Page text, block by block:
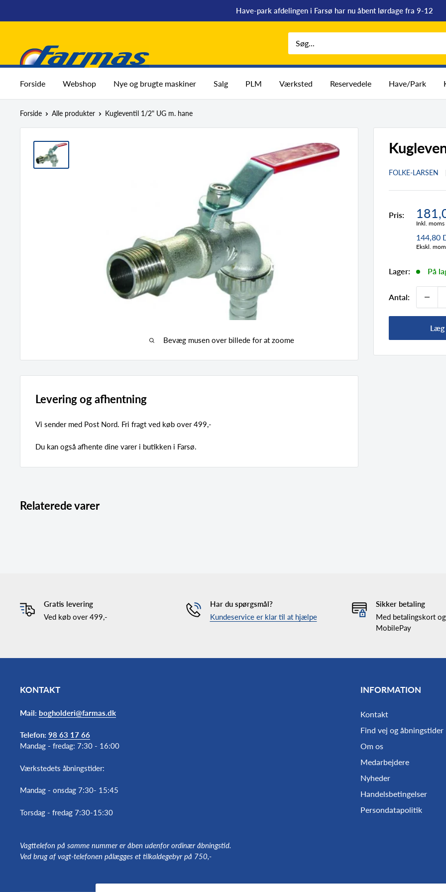
til
Have-park afdelingen i Farsø har nu åbent lørdage fra 9-12
Farmas
Forside Webshop Nye og brugte maskiner Salg PLM Værksted Reservedele Have/Park
Forside Alle produkter Kugleventil 1/2" UG m. hane
Bevæg musen over billede for at zoome
FOLKE-LARSEN
Pris:
Inkl. moms
144,80
Ekskl.
Lager: På
Antal:
Læg
Levering og afhentning
Vi sender med Post Nord. Fri fragt ved køb over 499,-
Du kan også afhente dine varer i butikken i Farsø.
Relaterede varer
Gratis levering
Ved køb over 499,-
Har du spørgsmål?
Kundeservice er klar til at hjælpe
Sikker betaling
Med betalingskort og
MobilePay
KONTAKT
Mail: bogholderi@farmas.dk
Telefon: 98 63 17 66
Mandag - fredag: 7:30 - 16:00
Værkstedets åbningstider:
Mandag - onsdag 7:30- 15:45
Torsdag - fredag 7:30-15:30
Vagttelefon på samme nummer er åben udenfor ordinær åbningstid.
Ved brug af vagt-telefonen pålægges et tilkaldegebyr på 750,-
INFORMATION
Kontakt
Find vej og åbningstider
Om os
Medarbejdere
Nyheder
Handelsbetingelser
Persondatapolitik